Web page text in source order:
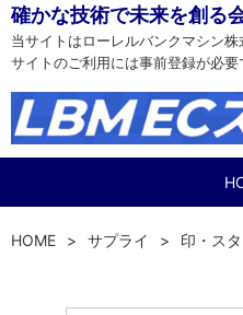
確かな技術で未来を創る
当サイトはローレルバンクマシン
サイトのご利用には事前登録が必
HOME サプライ 印・ス